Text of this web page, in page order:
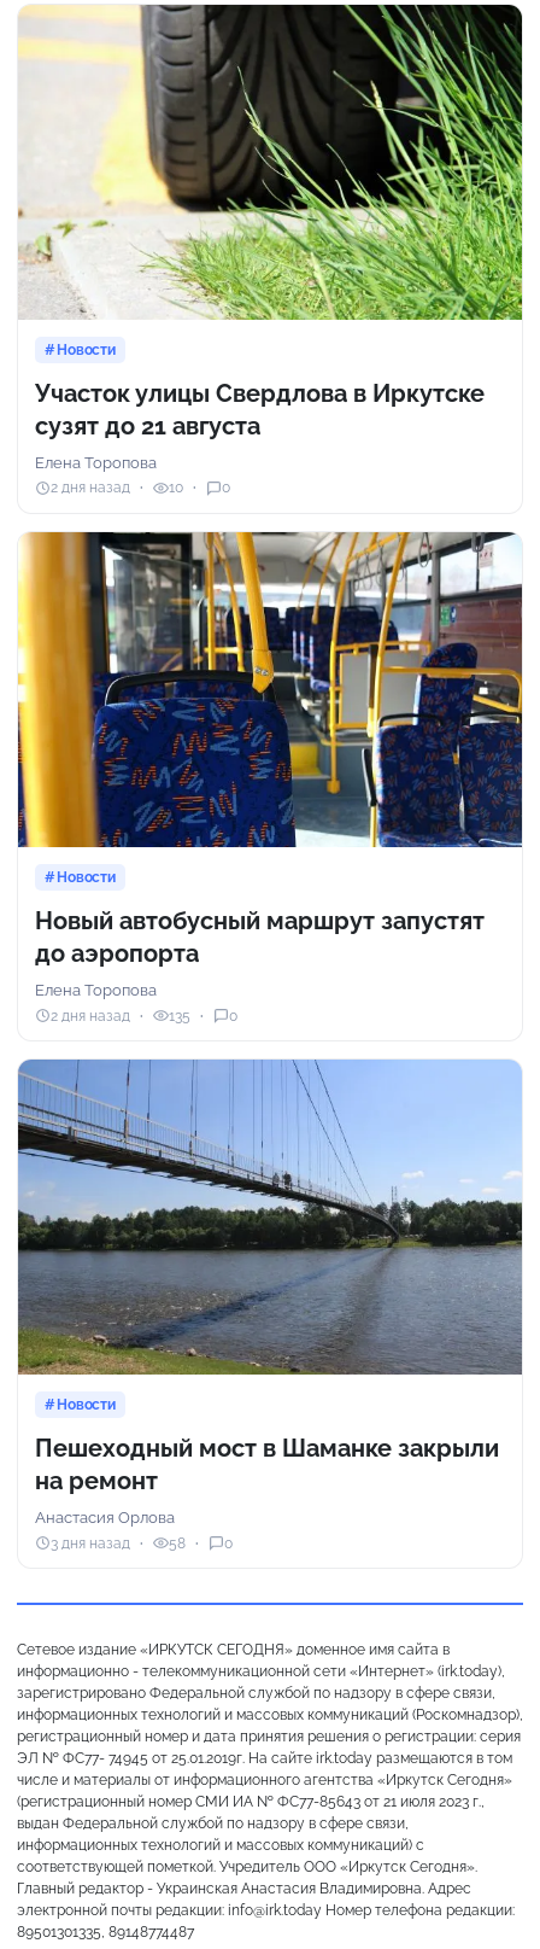
Новости
Участок улицы Свердлова в Иркутске
сузят до 21 августа
Елена Торопова
2 дня назад 10 0
Новости
Новый автобусный маршрут запустят
до аэропорта
Елена Торопова
2 дня назад 135 0
Новости
Пешеходный мост в Шаманке закрыли
на ремонт
Анастасия Орлова
3 дня назад 58 0
Сетевое издание «ИРКУТСК СЕГОДНЯ» доменное имя сайта в
информационно - телекоммуникационной сети «Интернет» (irk.today),
зарегистрировано Федеральной службой по надзору в сфере связи,
информационных технологий и массовых коммуникаций (Роскомнадзор),
регистрационный номер и дата принятия решения о регистрации: серия
ЭЛ № ФС77- 74945 от 25.01.2019г. На сайте irk.today размещаются в том
числе и материалы от информационного агентства «Иркутск Сегодня»
(регистрационный номер СМИ ИА № ФС77-85643 от 21 июля 2023 г.,
выдан Федеральной службой по надзору в сфере связи,
информационных технологий и массовых коммуникаций) с
соответствующей пометкой. Учредитель ООО «Иркутск Сегодня».
Главный редактор - Украинская Анастасия Владимировна. Адрес
электронной почты редакции: info@irk.today Номер телефона редакции:
89501301335, 89148774487